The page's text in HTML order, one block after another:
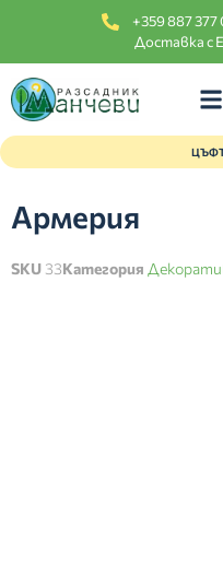
+359 887 377
Доставка с
Армерия
SKU 33Категория